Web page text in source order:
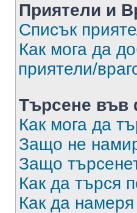
Приятели и
Списък
Как мога да
приятели/
Търсене във
Как мога да
Защо не
Защо
Как да търся
Как да